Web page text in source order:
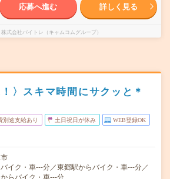
応募へ進む 詳しく見る
株式会社バイトレ（キャムコムグループ）
〉スキマ時間にサクッと＊
別途支給あり 土日祝日が休み WEB登録OK
イク・車---分／東郷駅からバイク・車---分／
らバイク・車---分